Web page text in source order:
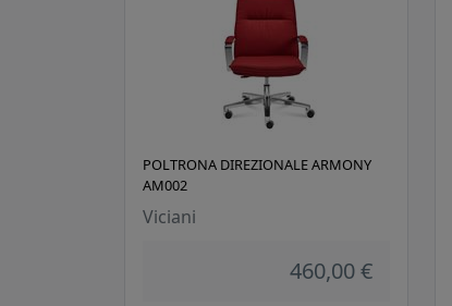
POLTRONA DIREZIONALE ARMONY
AM002
Viciani
460,00 €